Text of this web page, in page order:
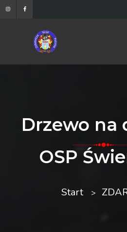
Drzewo na
OSP
Start